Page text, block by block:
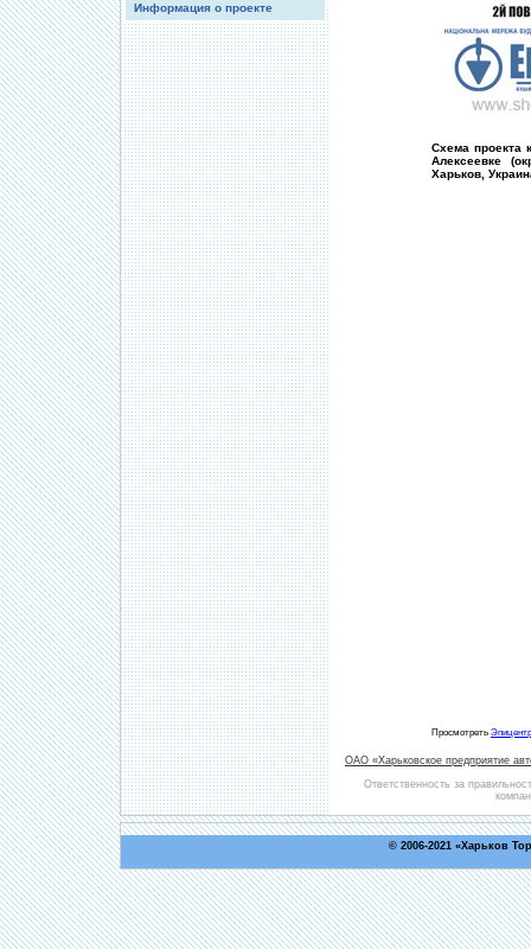
Информация о проекте
Схема проекта
Алексеевке
Харьков,
Просмотреть
ОАО «Харьковское предприятие
Ответственность за
© 2006-2021 «Харьков